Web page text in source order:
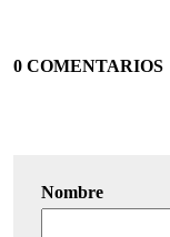
0 COMENTARIOS
Nombre